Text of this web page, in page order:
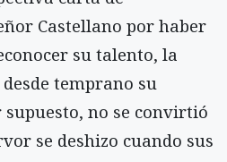
Castellano por haber
su talento, la
temprano su
no se convirtió
se deshizo cuando sus